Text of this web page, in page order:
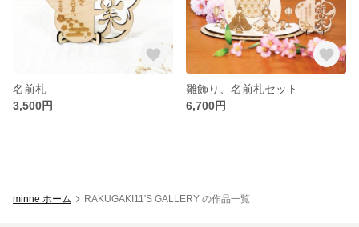
名前札
3,500円
雛飾り、名前札セット
6,700円
minne ホーム RAKUGAKI11'S GALLERY の作品一覧